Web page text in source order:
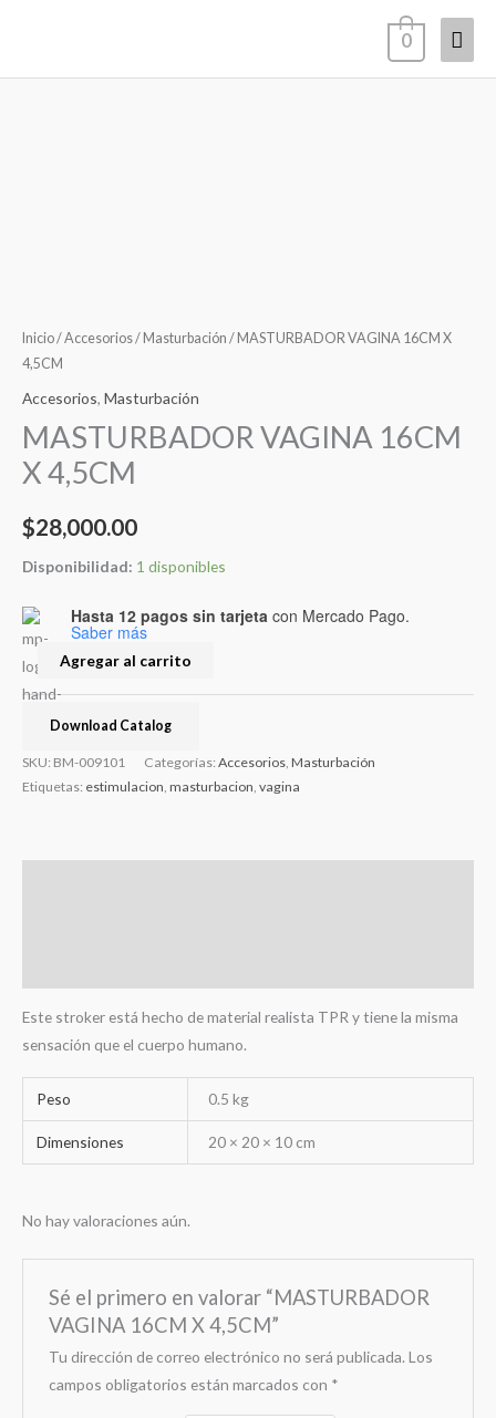
0
Inicio/Accesorios/ Masturbación / MASTURBADOR VAGINA 16CM X
4,5CM
Accesorios, Masturbación
MASTURBADOR VAGINA 16CM
X 4,5CM
$28,000.00
Disponibilidad: 1 disponibles
Hasta 12 pagos sin tarjeta con Mercado Pago.
Saber más
Agregar al carrito
Download Catalog
SKU: BM-009101 Categorías: Accesorios Masturbación
Etiquetas: estimulacion masturbacion vagina
Este stroker está hecho de material realista TPR y tiene la misma
sensación que el cuerpo humano.
Peso 0.5 kg
Dimensiones 20 × 20 × 10 cm
No hay valoraciones aún.
Sé el primero en valorar “MASTURBADOR
VAGINA 16CM X 4,5CM”
Tu dirección de correo electrónico no será publicada. Los
campos obligatorios están marcados con *